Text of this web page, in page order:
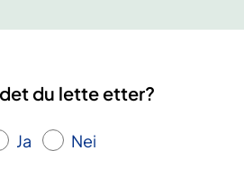
du lette etter?
Ja Nei